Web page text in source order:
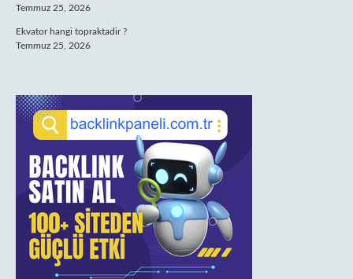
Temmuz 25, 2026
Ekvator hangi topraktadir ?
Temmuz 25, 2026